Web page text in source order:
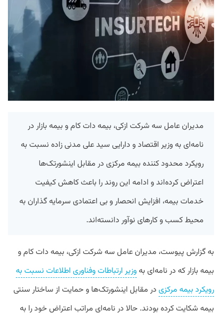
مدیران عامل سه شرکت ازکی، بیمه دات کام و بیمه بازار در
نامه‌ای به وزیر اقتصاد و دارایی سید علی مدنی زاده نسبت به
رویکرد محدود کننده بیمه مرکزی در مقابل اینشورتک‌ها
اعتراض کرده‌اند و ادامه این روند را باعث کاهش کیفیت
خدمات بیمه، افزایش انحصار و بی اعتمادی سرمایه گذاران به
محیط کسب و کارهای نوآور دانسته‌اند.
به گزارش پیوست، مدیران عامل سه شرکت ازکی، بیمه دات کام و
بیمه بازار که در نامه‌ای بهوزیر ارتباطات وفناوری اطلاعات نسبت به
رویکرد بیمه مرکزی در مقابل اینشورتک‌ها و حمایت از ساختار سنتی
بیمه شکایت کرده بودند. حالا در نامه‌ای مراتب اعتراض خود را به